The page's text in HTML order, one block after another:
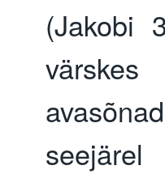
(Jakobi